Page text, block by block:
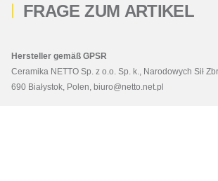
FRAGE ZUM ARTIKEL
Hersteller gemäß GPSR
Ceramika NETTO Sp. z o.o. Sp. k., Narodowych Sił
690 Białystok, Polen, biuro@netto.net.pl